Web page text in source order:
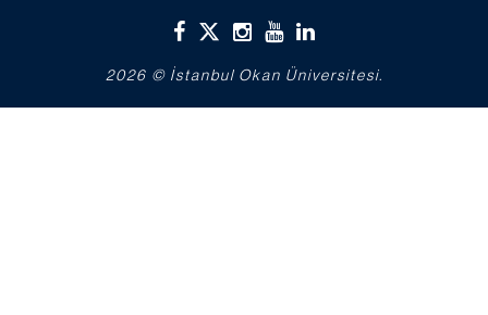
2026 © İstanbul Okan Üniversitesi.